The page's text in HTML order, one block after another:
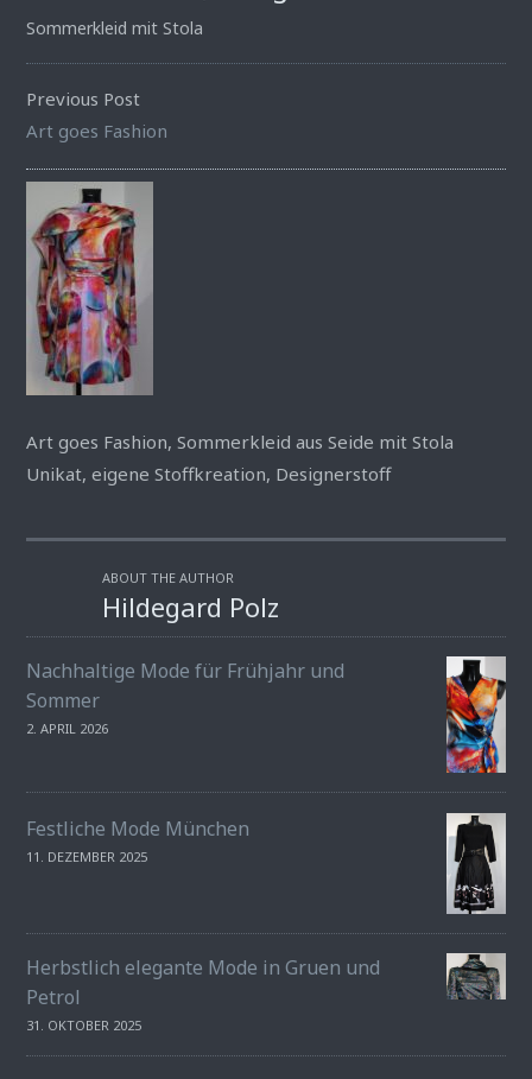
Sommerkleid mit Stola
Previous Post
Art goes Fashion
Art goes Fashion, Sommerkleid aus Seide mit Stola
Unikat, eigene Stoffkreation, Designerstoff
ABOUT THE AUTHOR
Hildegard Polz
Nachhaltige Mode für Frühjahr und
Sommer
2. APRIL 2026
Festliche Mode München
11. DEZEMBER 2025
Herbstlich elegante Mode in Gruen und
Petrol
31. OKTOBER 2025